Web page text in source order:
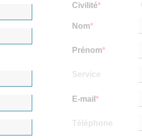
Civilité
Nom
Prénom
Service
E-mail
Téléphone